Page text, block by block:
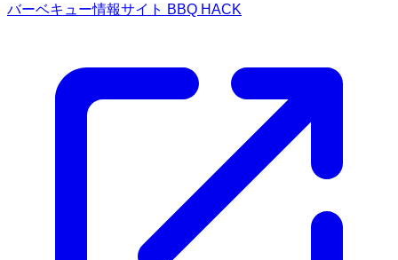
バーベキュー情報サイト BBQ HACK